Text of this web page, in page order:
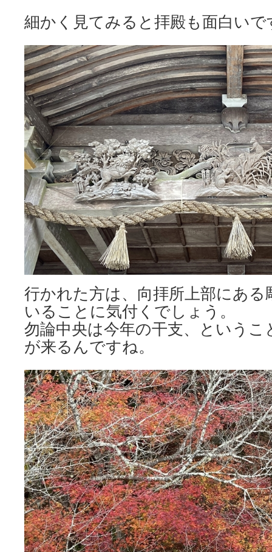
細かく見てみると拝殿も面白いで
行かれた方は、向拝所上部にあ
いることに気付くでしょう。
勿論中央は今年の干支、というこ
が来るんですね。